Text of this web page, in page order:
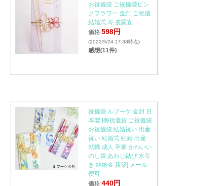
お祝儀袋 ご祝儀袋ピン
クフラワー 金封 ご祝儀
結婚式 寿 披露宴
価格:598円
(2022/5/24 17:38時点)
感想(11件)
祝儀袋 ルブーケ 金封 日
本製 [御祝儀袋 ご祝儀袋
お祝儀袋 結婚祝い 出産
祝い 結婚式 結婚 出産
就職 成人 卒業 かわいい
のし袋 あわじ結び 水引
き 結納金 新築] メール
便可
価格:440円